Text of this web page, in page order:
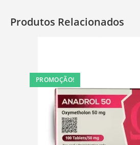
Produtos Relacionados
PROMOÇÃO!